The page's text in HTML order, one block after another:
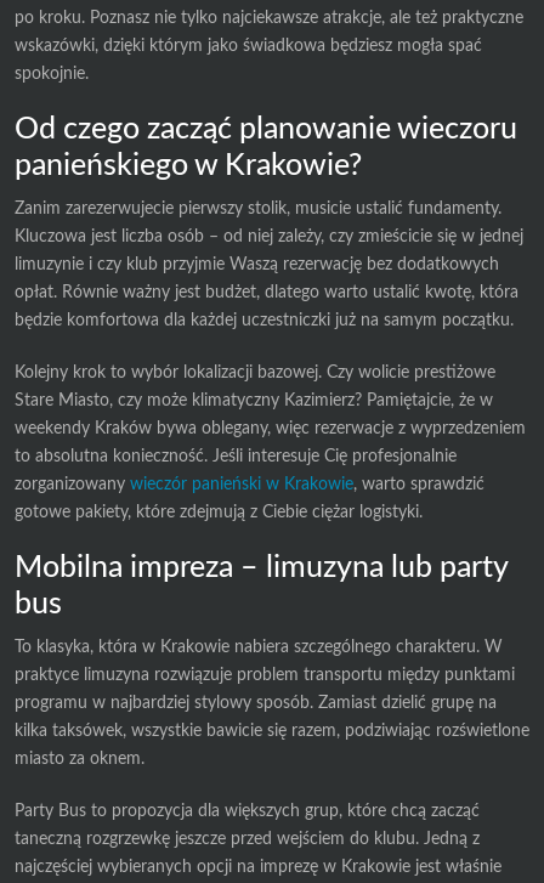
po kroku. Poznasz nie tylko najciekawsze atrakcje, ale też praktyczne
wskazówki, dzięki którym jako świadkowa będziesz mogła spać
spokojnie.
Od czego zacząć planowanie wieczoru
panieńskiego w Krakowie?
Zanim zarezerwujecie pierwszy stolik, musicie ustalić fundamenty.
Kluczowa jest liczba osób – od niej zależy, czy zmieścicie się w jednej
limuzynie i czy klub przyjmie Waszą rezerwację bez dodatkowych
opłat. Równie ważny jest budżet, dlatego warto ustalić kwotę, która
będzie komfortowa dla każdej uczestniczki już na samym początku.
Kolejny krok to wybór lokalizacji bazowej. Czy wolicie prestiżowe
Stare Miasto, czy może klimatyczny Kazimierz? Pamiętajcie, że w
weekendy Kraków bywa oblegany, więc rezerwacje z wyprzedzeniem
to absolutna konieczność. Jeśli interesuje Cię profesjonalnie
zorganizowany wieczór panieński w Krakowie, warto sprawdzić
gotowe pakiety, które zdejmują z Ciebie ciężar logistyki.
Mobilna impreza – limuzyna lub party
bus
To klasyka, która w Krakowie nabiera szczególnego charakteru. W
praktyce limuzyna rozwiązuje problem transportu między punktami
programu w najbardziej stylowy sposób. Zamiast dzielić grupę na
kilka taksówek, wszystkie bawicie się razem, podziwiając rozświetlone
miasto za oknem.
Party Bus to propozycja dla większych grup, które chcą zacząć
taneczną rozgrzewkę jeszcze przed wejściem do klubu. Jedną z
najczęściej wybieranych opcji na imprezę w Krakowie jest właśnie